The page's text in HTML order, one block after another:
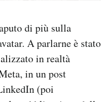
di più sulla
A parlarne è stato
in realtà
in un post
(poi